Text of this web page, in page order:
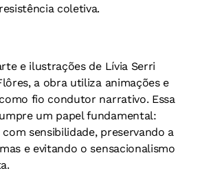
coletiva.
e ilustrações de Lívia Serri
a obra utiliza animações e
fio condutor narrativo. Essa
um papel fundamental:
sensibilidade, preservando a
e evitando o sensacionalismo